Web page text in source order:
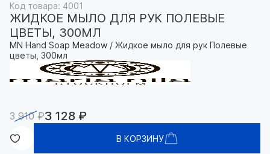
Код товара: 4001
ЖИДКОЕ МЫЛО ДЛЯ РУК ПОЛЕВЫЕ
ЦВЕТЫ, 300МЛ
MN Hand Soap Meadow / Жидкое мыло для рук Полевые
цветы, 300мл
3 910 ₽3 128 ₽
В КОРЗИНУ